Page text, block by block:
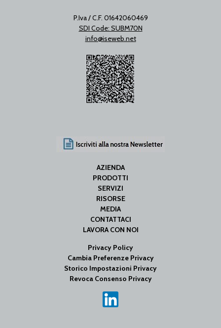
P.Iva / C.F. 01642060469
SDI Code: SUBM70N
info@iseweb.net
AZIENDA
PRODOTTI
SERVIZI
RISORSE
MEDIA
CONTATTACI
LAVORA CON NOI
Privacy Policy
Cambia Preferenze Privacy
Storico Impostazioni Privacy
Revoca Consenso Privacy